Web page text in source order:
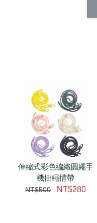
伸縮式彩色編織圓繩手
機掛繩揹帶
NT$500 NT$280